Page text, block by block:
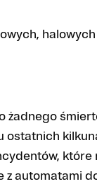
żadnego
ostatnich
które
z automatami